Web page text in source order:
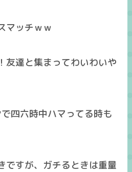
マッチｗｗ
友達と集まってわいわいや
四六時中ハマってる時も
ですが、ガチるときは重量